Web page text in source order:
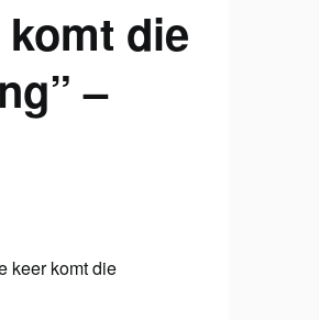
die
–
keer komt die